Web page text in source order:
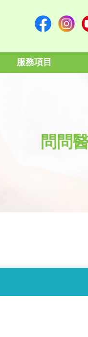
服務項目
問問